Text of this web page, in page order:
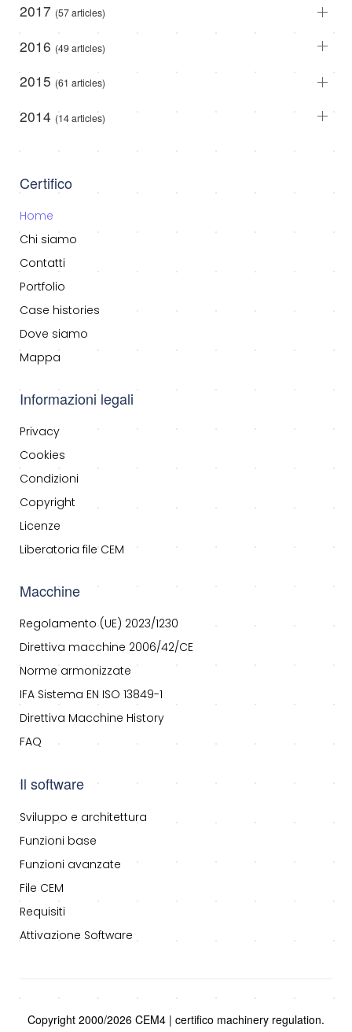
2017 (57 articles)
2016 (49 articles)
2015 (61 articles)
2014 (14 articles)
Certifico
Home
Chi siamo
Contatti
Portfolio
Case histories
Dove siamo
Mappa
Informazioni legali
Privacy
Cookies
Condizioni
Copyright
Licenze
Liberatoria file CEM
Macchine
Regolamento (UE) 2023/1230
Direttiva macchine 2006/42/CE
Norme armonizzate
IFA Sistema EN ISO 13849-1
Direttiva Macchine History
FAQ
Il software
Sviluppo e architettura
Funzioni base
Funzioni avanzate
File CEM
Requisiti
Attivazione Software
Copyright 2000/2026 CEM4 | certifico machinery regulation.